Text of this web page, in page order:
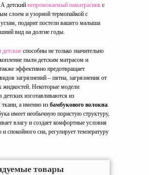
детский непромокаемый наматрасник с
слоем и узорной термопайкой с
подарит постели вашего малыша
вид на долгие годы.
способны не только значительно
пыли детским матрасом и
эффективно предотвращает
загрязнений – пятна, загрязнения от
жидкостей. Некоторые модели
детских изготавливаются из
ткани, а именно из бамбукового волокна.
имеет необычную пористую структуру,
влагу и создает комфортные условия
и спокойного сна, регулирует температуру
товары